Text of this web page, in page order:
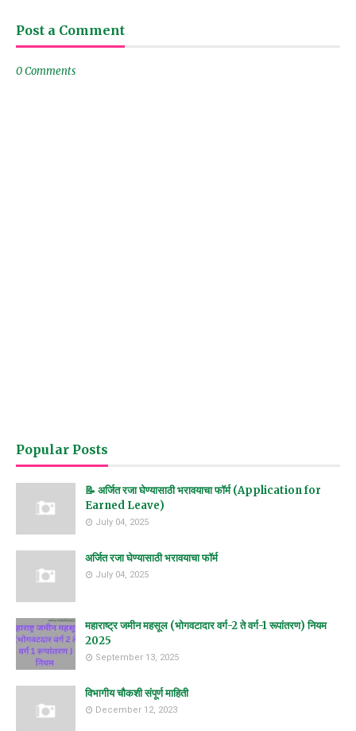
Post a Comment
0 Comments
Popular Posts
📝 अर्जित रजा घेण्यासाठी भरावयाचा फॉर्म (Application for
Earned Leave)
July 04, 2025
अर्जित रजा घेण्यासाठी भरावयाचा फॉर्म
July 04, 2025
महाराष्ट्र जमीन महसूल (भोगवटादार वर्ग-2 ते वर्ग-1 रूपांतरण) नियम
2025
September 13, 2025
विभागीय चौकशी संपूर्ण माहिती
December 12, 2023